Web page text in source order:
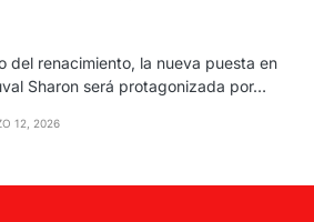
del renacimiento, la nueva puesta en
Sharon será protagonizada por…
12, 2026